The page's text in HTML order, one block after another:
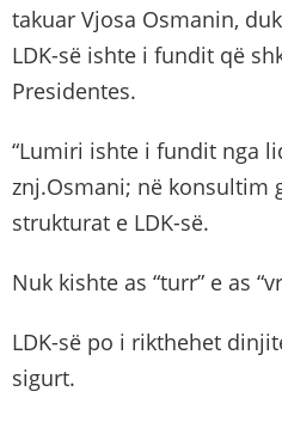
takuar Vjosa Osmanin,
LDK-së ishte i fundit që
Presidentes.
“Lumiri ishte i fundit nga
znj.Osmani; në konsultim
strukturat e LDK-së.
Nuk kishte as “turr” e as
LDK-së po i rikthehet
sigurt.